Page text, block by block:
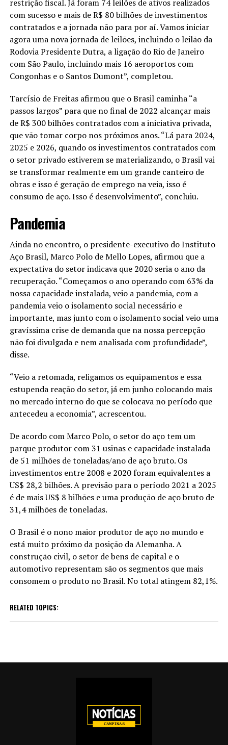
restrição fiscal. Já foram 74 leilões de ativos realizados
com sucesso e mais de R$ 80 bilhões de investimentos
contratados e a jornada não para por aí. Vamos iniciar
agora uma nova jornada de leilões, incluindo o leilão da
Rodovia Presidente Dutra, a ligação do Rio de Janeiro
com São Paulo, incluindo mais 16 aeroportos com
Congonhas e o Santos Dumont”, completou.
Tarcísio de Freitas afirmou que o Brasil caminha “a
passos largos” para que no final de 2022 alcançar mais
de R$ 300 bilhões contratados com a iniciativa privada,
que vão tomar corpo nos próximos anos. “Lá para 2024,
2025 e 2026, quando os investimentos contratados com
o setor privado estiverem se materializando, o Brasil vai
se transformar realmente em um grande canteiro de
obras e isso é geração de emprego na veia, isso é
consumo de aço. Isso é desenvolvimento”, concluiu.
Pandemia
Ainda no encontro, o presidente-executivo do Instituto
Aço Brasil, Marco Polo de Mello Lopes, afirmou que a
expectativa do setor indicava que 2020 seria o ano da
recuperação. “Começamos o ano operando com 63% da
nossa capacidade instalada, veio a pandemia, com a
pandemia veio o isolamento social necessário e
importante, mas junto com o isolamento social veio uma
gravíssima crise de demanda que na nossa percepção
não foi divulgada e nem analisada com profundidade”,
disse.
“Veio a retomada, religamos os equipamentos e essa
estupenda reação do setor, já em junho colocando mais
no mercado interno do que se colocava no período que
antecedeu a economia”, acrescentou.
De acordo com Marco Polo, o setor do aço tem um
parque produtor com 31 usinas e capacidade instalada
de 51 milhões de toneladas/ano de aço bruto. Os
investimentos entre 2008 e 2020 foram equivalentes a
US$ 28,2 bilhões. A previsão para o período 2021 a 2025
é de mais US$ 8 bilhões e uma produção de aço bruto de
31,4 milhões de toneladas.
O Brasil é o nono maior produtor de aço no mundo e
está muito próximo da posição da Alemanha. A
construção civil, o setor de bens de capital e o
automotivo representam são os segmentos que mais
consomem o produto no Brasil. No total atingem 82,1%.
RELATED TOPICS: